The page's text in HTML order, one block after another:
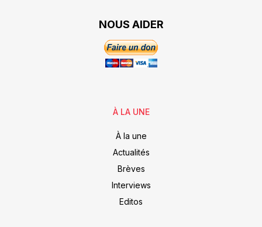
NOUS AIDER
À LA UNE
À la une
Actualités
Brèves
Interviews
Editos